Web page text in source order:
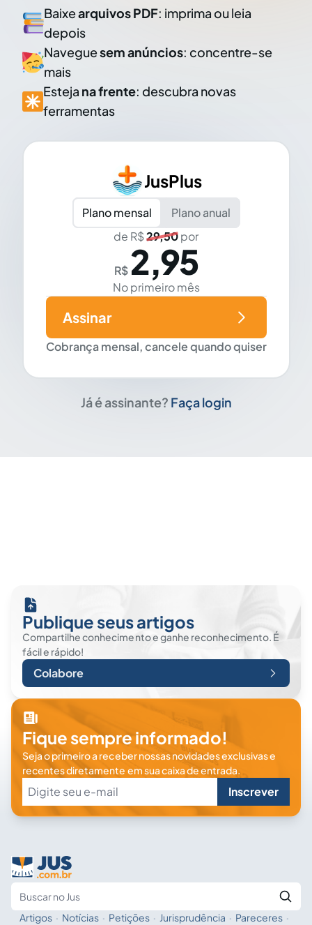
Baixearquivos PDF: imprima ou leia
depois
Naveguesem anúncios: concentre-se
mais
Esteja na frente: descubra novas
ferramentas
JusPlus
Plano mensal
Plano anual
de R$29,50por
R$ 2,95
No primeiro mês
Cobrança mensal, cancele quando quiser
Assinar
Já é assinante? Faça login
Publique seus artigos
Compartilhe conhecimento e ganhe reconhecimento. É
fácil e rápido!
Colabore
Fique sempre informado!
Seja o primeiro a receber nossas novidades exclusivas e
recentes diretamente em sua caixa de entrada.
Inscrever
Artigos · Notícias · Petições · Jurisprudência · Pareceres ·